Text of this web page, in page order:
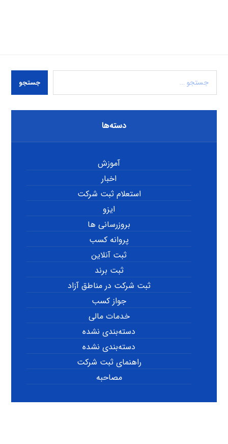
جستجو
دسته‌ها
آموزش
اخبار
استعلام ثبت شرکت
ایزو
بروزرسانی ها
پروانه کسب
ثبت آنلاین
ثبت برند
ثبت شرکت در مناطق آزاد
جواز کسب
خدمات مالی
دسته‌بندی نشده
دسته‌بندی نشده
راهنمای ثبت شرکت
مصاحبه